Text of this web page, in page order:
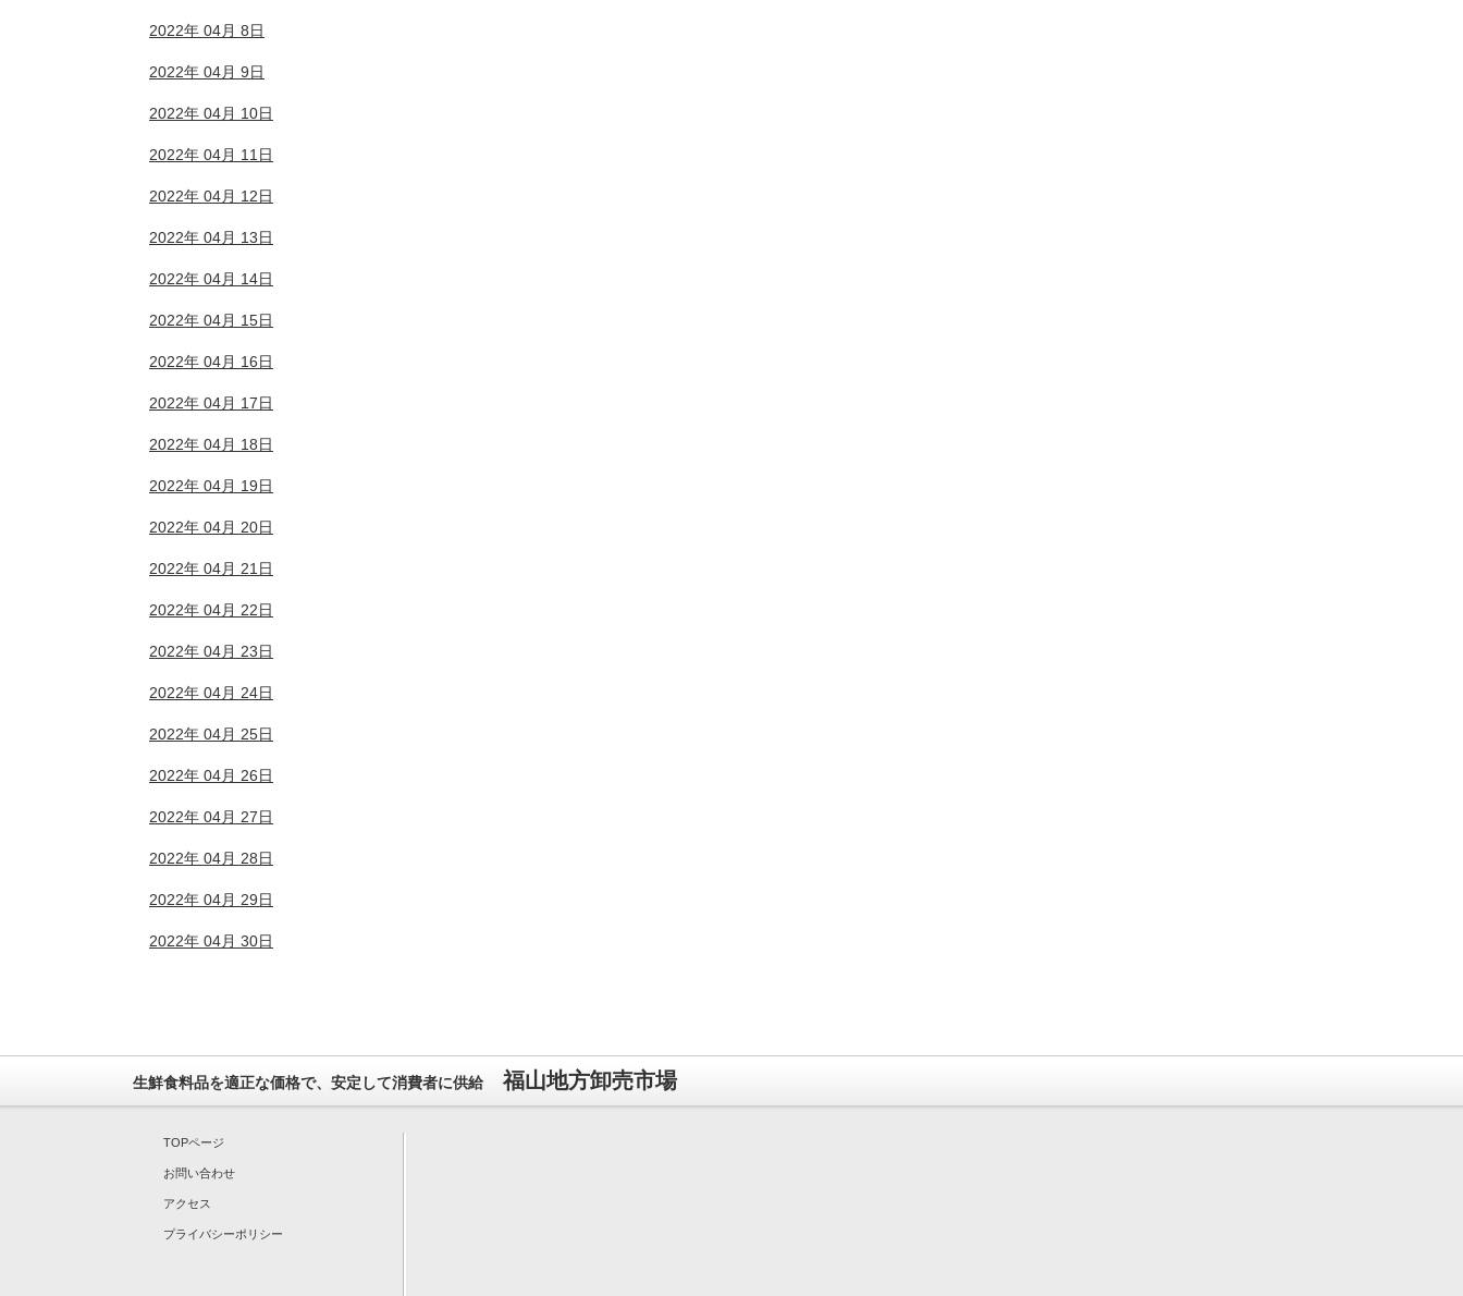
2022年 04月 8日
2022年 04月 9日
2022年 04月 10日
2022年 04月 11日
2022年 04月 12日
2022年 04月 13日
2022年 04月 14日
2022年 04月 15日
2022年 04月 16日
2022年 04月 17日
2022年 04月 18日
2022年 04月 19日
2022年 04月 20日
2022年 04月 21日
2022年 04月 22日
2022年 04月 23日
2022年 04月 24日
2022年 04月 25日
2022年 04月 26日
2022年 04月 27日
2022年 04月 28日
2022年 04月 29日
2022年 04月 30日
生鮮食料品を適正な価格で、安定して消費者に供給 福山地方卸売市場
TOPページ
お問い合わせ
アクセス
プライバシーポリシー